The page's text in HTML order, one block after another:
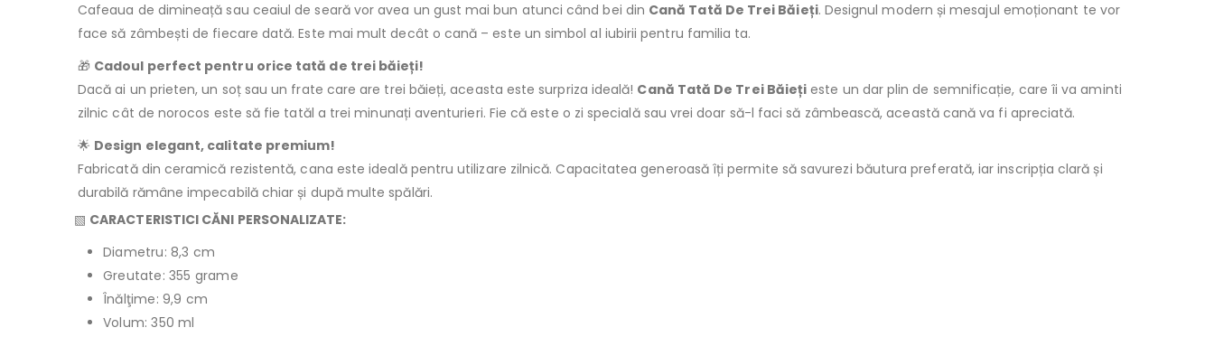
Cafeaua de dimineață sau ceaiul de seară vor avea un gust mai bun atunci când bei din Cană Tată De Trei Băieți. Designul modern și mesajul emoționant te vor
face să zâmbești de fiecare dată. Este mai mult decât o cană – este un simbol al iubirii pentru familia ta.
🎁 Cadoul perfect pentru orice tată de trei băieți!
Dacă ai un prieten, un soț sau un frate care are trei băieți, aceasta este surpriza ideală! Cană Tată De Trei Băieți este un dar plin de semnificație, care îi va aminti
zilnic cât de norocos este să fie tatăl a trei minunați aventurieri. Fie că este o zi specială sau vrei doar să-l faci să zâmbească, această cană va fi apreciată.
🌟 Design elegant, calitate premium!
Fabricată din ceramică rezistentă, cana este ideală pentru utilizare zilnică. Capacitatea generoasă îți permite să savurezi băutura preferată, iar inscripția clară și
durabilă rămâne impecabilă chiar și după multe spălări.
▧ CARACTERISTICI CĂNI PERSONALIZATE:
Diametru: 8,3 cm
Greutate: 355 grame
Înălţime: 9,9 cm
Volum: 350 ml